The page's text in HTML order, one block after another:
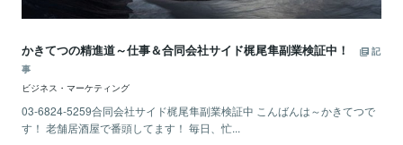
かきてつの精進道～仕事＆合同会社サイド梶尾隼副業検証中！
記
事
ビジネス・マーケティング
03-6824-5259合同会社サイド梶尾隼副業検証中 こんばんは～かきてつで
す！ 老舗居酒屋で番頭してます！ 毎日、忙...